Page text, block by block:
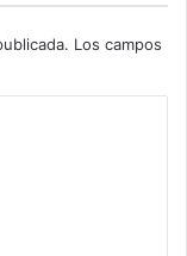
Los campos